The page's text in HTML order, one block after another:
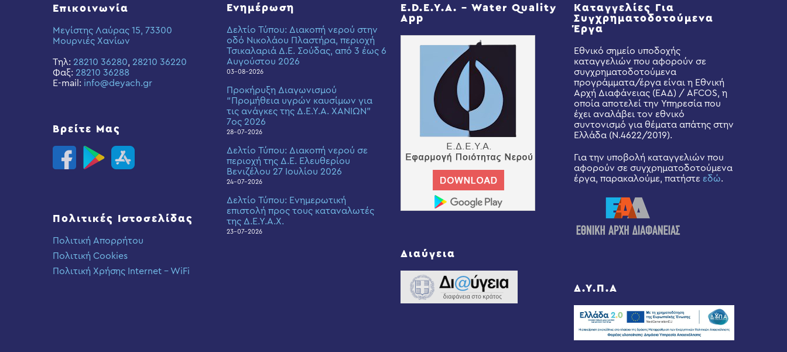
Επικοινωνία
Μεγίστης Λαύρας 15, 73300
Μουρνιές Χανίων
Τηλ: 28210 36280, 28210 36220
Φαξ: 28210 36288
E-mail: info@deyach.gr
Βρείτε Μας
Πολιτικές Ιστοσελίδας
Πολιτική Απορρήτου
Πολιτική Cookies
Πολιτική Χρήσης Internet – WiFi
Ενημέρωση
Δελτίο Τύπου: Διακοπή νερού στην
οδό Νικολάου Πλαστήρα, περιοχή
Τσικαλαριά Δ.Ε. Σούδας, από 3 έως 6
Αυγούστου 2026
03-08-2026
Προκήρυξη Διαγωνισμού
“Προμήθεια υγρών καυσίμων για
τις ανάγκες της Δ.Ε.Υ.Α. ΧΑΝΙΩΝ”
7ος 2026
28-07-2026
Δελτίο Τύπου: Διακοπή νερού σε
περιοχή της Δ.Ε. Ελευθερίου
Βενιζέλου 27 Ιουλίου 2026
24-07-2026
Δελτίο Τύπου: Eνημερωτική
επιστολή προς τους καταναλωτές
της Δ.Ε.Υ.Α.Χ.
23-07-2026
E.D.E.Y.A. – Water Quality
App
Διαύγεια
Καταγγελίες Για
Συγχρηματοδοτούμενα
Έργα
Εθνικό σημείο υποδοχής
καταγγελιών που αφορούν σε
συγχρηματοδοτούμενα
προγράμματα/έργα είναι η Εθνική
Αρχή Διαφάνειας (ΕΑΔ) / AFCOS, η
οποία αποτελεί την Υπηρεσία που
έχει αναλάβει τον εθνικό
συντονισμό για θέματα απάτης στην
Ελλάδα (Ν.4622/2019).
Για την υποβολή καταγγελιών που
αφορούν σε συγχρηματοδοτούμενα
έργα, παρακαλούμε, πατήστε εδώ.
Δ.Υ.Π.Α